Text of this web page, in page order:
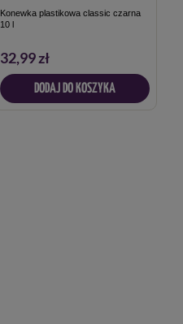
Konewka plastikowa classic czarna
10 l
32,99 zł
DODAJ DO KOSZYKA